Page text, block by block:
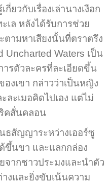
ยวกับเรื่องเล่านางเงือก
เล หลังได้รับการช่วย
ตามหาเสียงนั้นที่ตราตรึง
Uncharted Waters เป็น
รตัวละครที่ละเอียดขึ้น
งเขา กล่าวว่าเป็นหญิง
ละเมอคิดไปเอง แต่ไม่
คสั่นคลอน
ญญาระหว่างเออร์ซู
ด้ขึ้นขา และแลกกล่อง
จากชาวประมงและนำตัว
งและยิ่งขับเน้นความ